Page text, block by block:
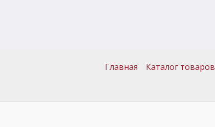
Главная Каталог товаров